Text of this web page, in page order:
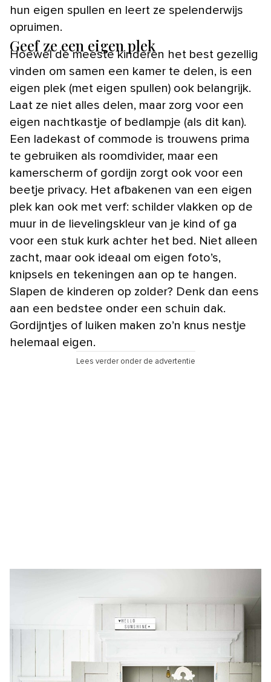
hun eigen spullen en leert ze spelenderwijs
opruimen.
Geef ze een eigen plek
Hoewel de meeste kinderen het best gezellig
vinden om samen een kamer te delen, is een
eigen plek (met eigen spullen) ook belangrijk.
Laat ze niet alles delen, maar zorg voor een
eigen nachtkastje of bedlampje (als dit kan).
Een ladekast of commode is trouwens prima
te gebruiken als roomdivider, maar een
kamerscherm of gordijn zorgt ook voor een
beetje privacy. Het afbakenen van een eigen
plek kan ook met verf: schilder vlakken op de
muur in de lievelingskleur van je kind of ga
voor een stuk kurk achter het bed. Niet alleen
zacht, maar ook ideaal om eigen foto’s,
knipsels en tekeningen aan op te hangen.
Slapen de kinderen op zolder? Denk dan eens
aan een bedstee onder een schuin dak.
Gordijntjes of luiken maken zo’n knus nestje
helemaal eigen.
Lees verder onder de advertentie